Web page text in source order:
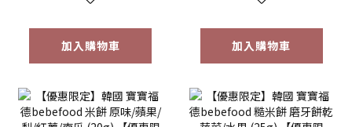
加入購物車 加入購物車